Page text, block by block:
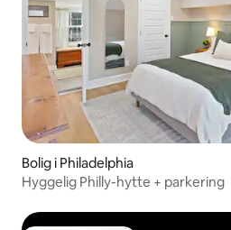
Bolig i Philadelphia
Hyggelig Philly-hytte + parkering